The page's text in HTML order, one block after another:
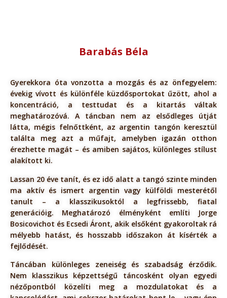
Barabás Béla
Gyerekkora óta vonzotta a mozgás és az önfegyelem:
évekig vívott és különféle küzdősportokat űzött, ahol a
koncentráció, a testtudat és a kitartás váltak
meghatározóvá. A táncban nem az elsődleges útját
látta, mégis felnőttként, az argentin tangón keresztül
találta meg azt a műfajt, amelyben igazán otthon
érezhette magát – és amiben sajátos, különleges stílust
alakított ki.
Lassan 20 éve tanít, és ez idő alatt a tangó szinte minden
ma aktív és ismert argentin vagy külföldi mesterétől
tanult – a klasszikusoktól a legfrissebb, fiatal
generációig. Meghatározó élményként említi Jorge
Bosicovichot és Ecsedi Áront, akik elsőként gyakoroltak rá
mélyebb hatást, és hosszabb időszakon át kísérték a
fejlődését.
Táncában különleges zeneiség és szabadság érződik.
Nem klasszikus képzettségű táncosként olyan egyedi
nézőpontból közelíti meg a mozdulatokat és a